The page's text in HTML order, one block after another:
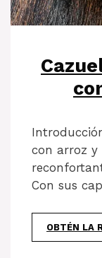
con arroz y
Con sus
OBTÉN LA